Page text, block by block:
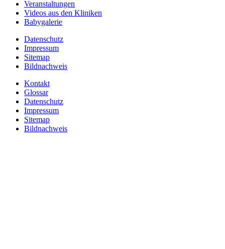
Veranstaltungen
Videos aus den Kliniken
Babygalerie
Datenschutz
Impressum
Sitemap
Bildnachweis
Kontakt
Glossar
Datenschutz
Impressum
Sitemap
Bildnachweis